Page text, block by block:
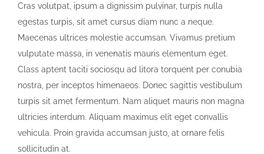
Cras volutpat, ipsum a dignissim pulvinar, turpis nulla
egestas turpis, sit amet cursus diam nunc a neque.
Maecenas ultrices molestie accumsan. Vivamus pretium
vulputate massa, in venenatis mauris elementum eget.
Class aptent taciti sociosqu ad litora torquent per conubia
nostra, per inceptos himenaeos. Donec sagittis vestibulum
turpis sit amet fermentum. Nam aliquet mauris non magna
ultricies interdum. Aliquam maximus elit eget convallis
vehicula. Proin gravida accumsan justo, at ornare felis
sollicitudin at.